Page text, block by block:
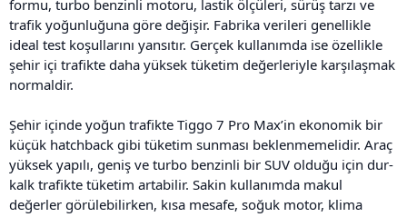
formu, turbo benzinli motoru, lastik ölçüleri, sürüş tarzı ve
trafik yoğunluğuna göre değişir. Fabrika verileri genellikle
ideal test koşullarını yansıtır. Gerçek kullanımda ise özellikle
şehir içi trafikte daha yüksek tüketim değerleriyle karşılaşmak
normaldir.
Şehir içinde yoğun trafikte Tiggo 7 Pro Max’in ekonomik bir
küçük hatchback gibi tüketim sunması beklenmemelidir. Araç
yüksek yapılı, geniş ve turbo benzinli bir SUV olduğu için dur-
kalk trafikte tüketim artabilir. Sakin kullanımda makul
değerler görülebilirken, kısa mesafe, soğuk motor, klima